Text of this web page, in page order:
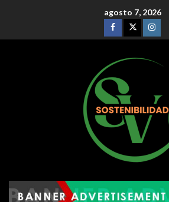
agosto 7, 2026